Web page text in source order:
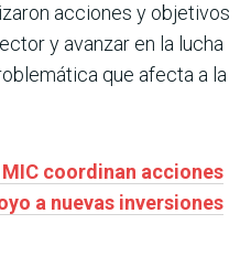
acciones y objetivos
y avanzar en la lucha
que afecta a la
coordinan acciones
a nuevas inversiones